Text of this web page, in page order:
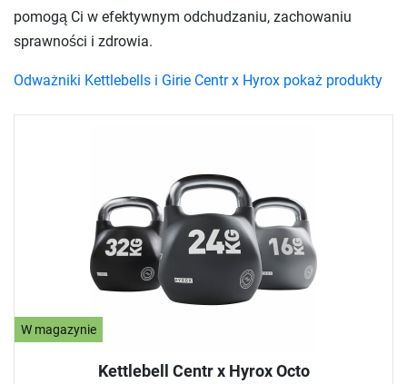
W magazynie
Kettlebell Centr x Hyrox Octo
pomogą Ci w efektywnym odchudzaniu, zachowaniu
sprawności i zdrowia.
Odważniki Kettlebells i Girie Centr x Hyrox pokaż produkty